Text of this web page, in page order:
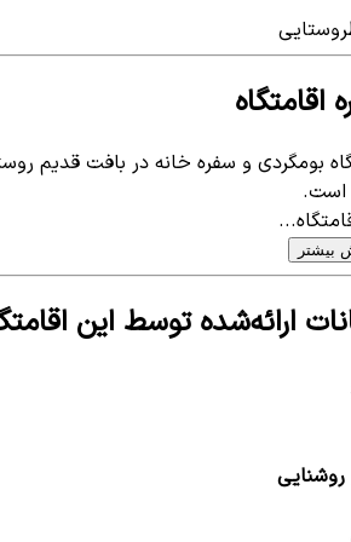
روستایی
اقامتگاه
است.
بیشتر
ارائه‌شده توسط این